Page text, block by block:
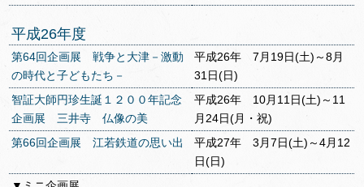
平成26年度
第64回企画展 戦争と大津－激動
の時代と子どもたち－
平成26年 7月19日(土)～8月
31日(日)
智証大師円珍生誕１２００年記念
企画展 三井寺 仏像の美
平成26年 10月11日(土)～11
月24日(月・祝)
第66回企画展 江若鉄道の思い出
平成27年 3月7日(土)～4月12
日(日)